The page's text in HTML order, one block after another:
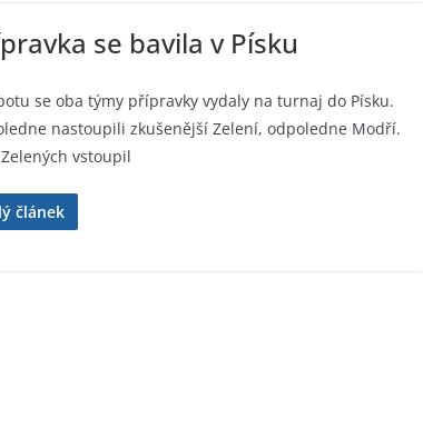
se bavila v Písku
se oba týmy přípravky vydaly na turnaj do Písku.
nastoupili zkušenější Zelení, odpoledne Modří.
vstoupil
článek